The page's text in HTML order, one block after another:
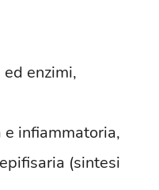
enzimi,
infiammatoria,
(sintesi